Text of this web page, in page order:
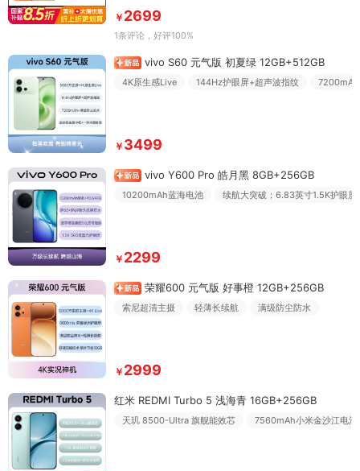
￥ 2699
1条评论 ，好评100%
vivo S60 元气版 初夏绿 12GB+512GB
4K原生感Live 144Hz护眼屏+超声波指纹 7200mAh
￥ 3499
vivo Y600 Pro 皓月黑 8GB+256GB
10200mAh蓝海电池 续航大突破；6.83英寸1.5K护眼屏
￥ 2299
荣耀600 元气版 好事橙 12GB+256GB
索尼超清主摄 轻薄长续航 满级防尘防水
￥ 2999
红米 REDMI Turbo 5 浅海青 16GB+256GB
天玑 8500-Ultra 旗舰能效芯 7560mAh小米金沙江电池